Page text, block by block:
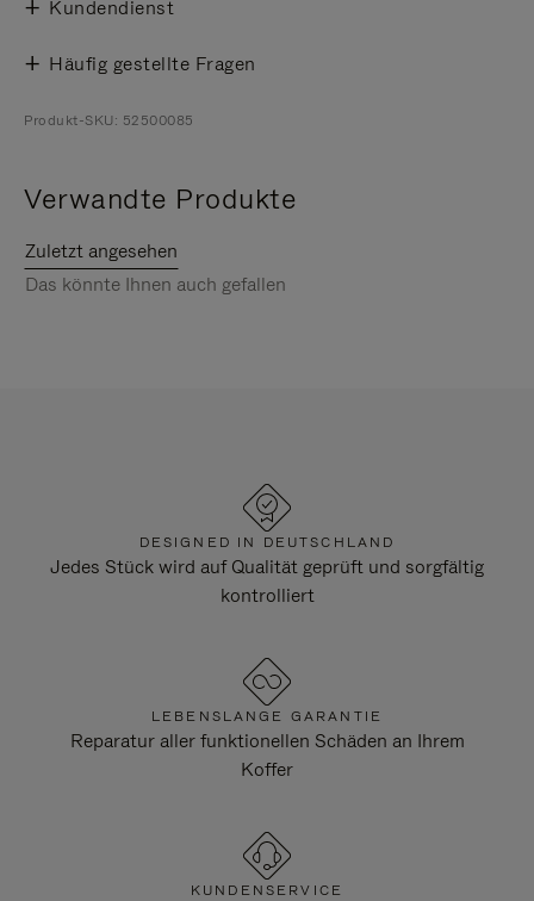
Kundendienst
Häufig gestellte Fragen
Produkt-SKU: 52500085
Verwandte Produkte
Zuletzt angesehen
Das könnte Ihnen auch gefallen
DESIGNED IN DEUTSCHLAND
Jedes Stück wird auf Qualität geprüft und sorgfältig
kontrolliert
LEBENSLANGE GARANTIE
Reparatur aller funktionellen Schäden an Ihrem
Koffer
KUNDENSERVICE